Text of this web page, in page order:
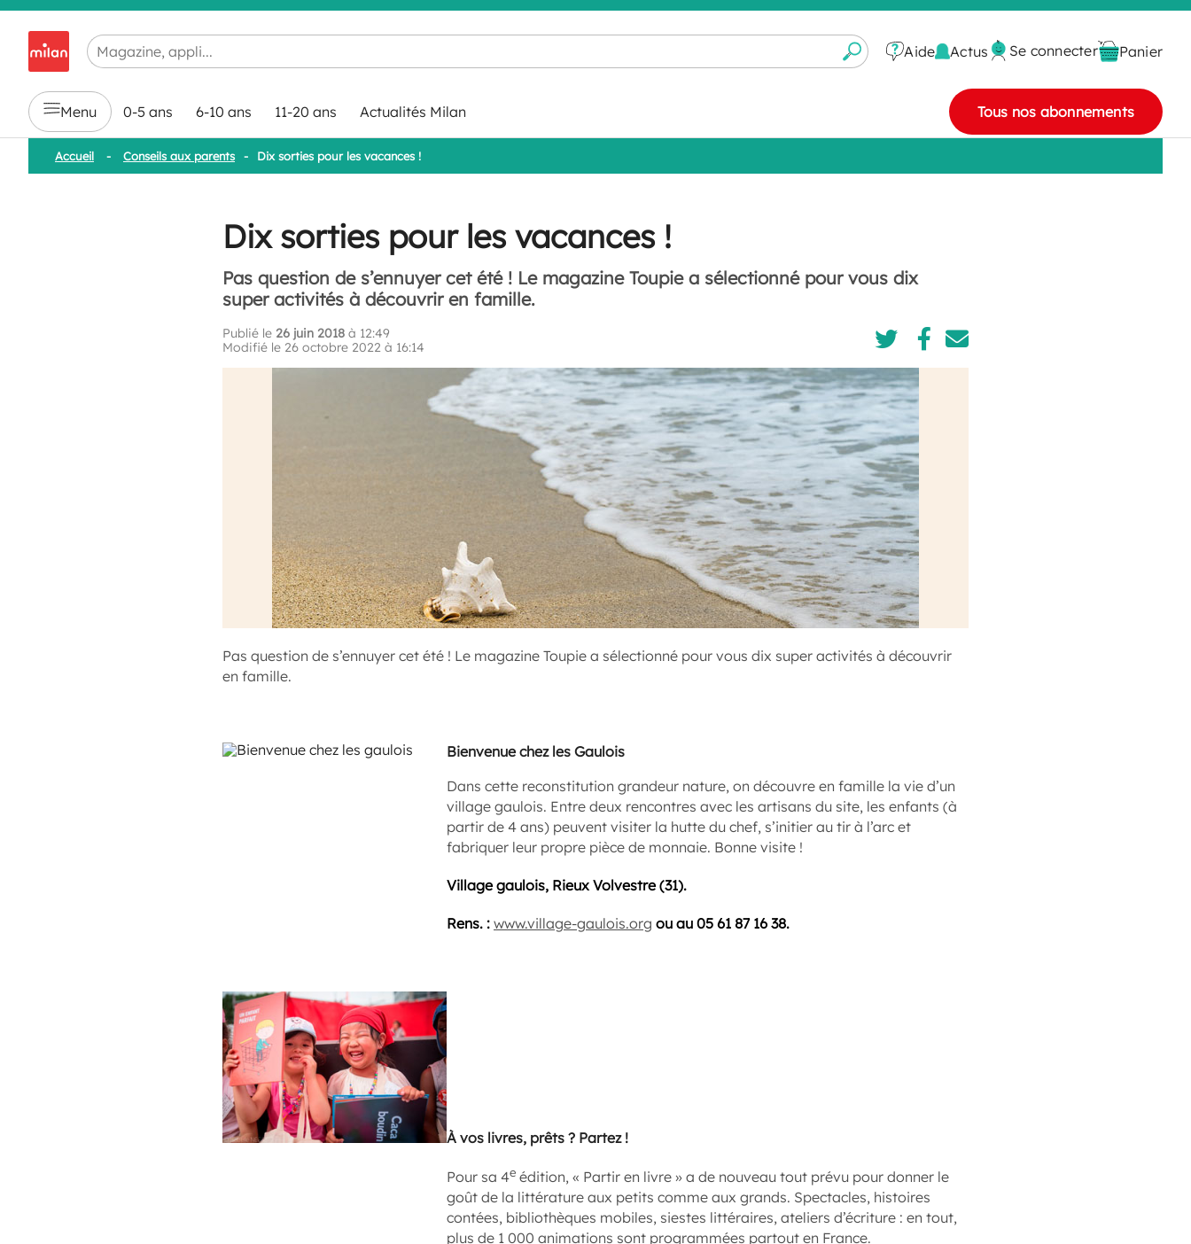
Chargement en cours...
Aide Actus Se connecter Panier
Menu 0-5 ans 6-10 ans 11-20 ans Actualités Milan Tous nos abonnements
Accueil - Conseils aux parents - Dix sorties pour les vacances !
Dix sorties pour les vacances !
Pas question de s’ennuyer cet été ! Le magazine Toupie a sélectionné pour vous dix
super activités à découvrir en famille.
Publié le 26 juin 2018 à 12:49
Modifié le 26 octobre 2022 à 16:14
Pas question de s’ennuyer cet été ! Le magazine Toupie a sélectionné pour vous dix super activités à découvrir
en famille.
Bienvenue chez les Gaulois
Dans cette reconstitution grandeur nature, on découvre en famille la vie d’un
village gaulois. Entre deux rencontres avec les artisans du site, les enfants (à
partir de 4 ans) peuvent visiter la hutte du chef, s’initier au tir à l’arc et
fabriquer leur propre pièce de monnaie. Bonne visite !
Village gaulois, Rieux Volvestre (31).
Rens. : www.village-gaulois.org ou au 05 61 87 16 38.
À vos livres, prêts ? Partez !
Pour sa 4e édition, « Partir en livre » a de nouveau tout prévu pour donner le
goût de la littérature aux petits comme aux grands. Spectacles, histoires
contées, bibliothèques mobiles, siestes littéraires, ateliers d’écriture : en tout,
plus de 1 000 animations sont programmées partout en France.